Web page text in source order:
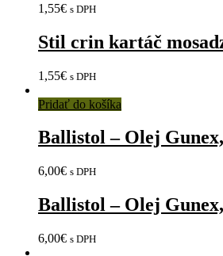
1,55€ s DPH
Stil crin kartáč
1,55€ s DPH
Pridať do košíka
Ballistol – Olej
6,00€ s DPH
Ballistol – Olej
6,00€ s DPH